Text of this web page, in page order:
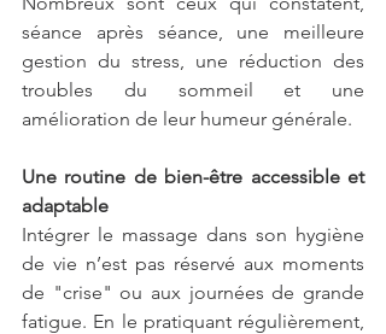
séance après séance, une meilleure
gestion du stress, une réduction des
troubles du sommeil et une
amélioration de leur humeur générale.
Une routine de bien-être accessible et
adaptable
Intégrer le massage dans son hygiène
de vie n’est pas réservé aux moments
de "crise" ou aux journées de grande
fatigue. En le pratiquant régulièrement,